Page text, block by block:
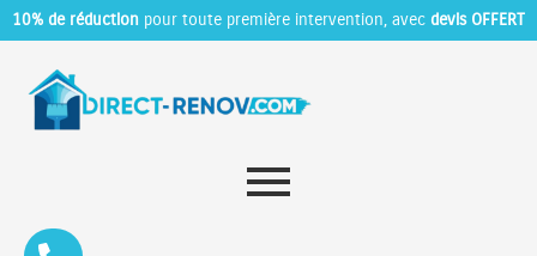
10% de réduction pour toute première intervention, avec devis OFFERT